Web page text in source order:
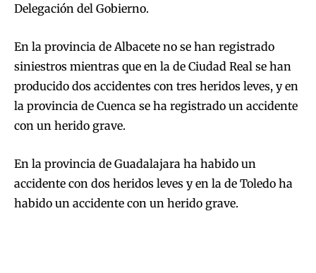
Delegación del Gobierno.
En la provincia de Albacete no se han registrado
siniestros mientras que en la de Ciudad Real se han
producido dos accidentes con tres heridos leves, y en
la provincia de Cuenca se ha registrado un accidente
con un herido grave.
En la provincia de Guadalajara ha habido un
accidente con dos heridos leves y en la de Toledo ha
habido un accidente con un herido grave.